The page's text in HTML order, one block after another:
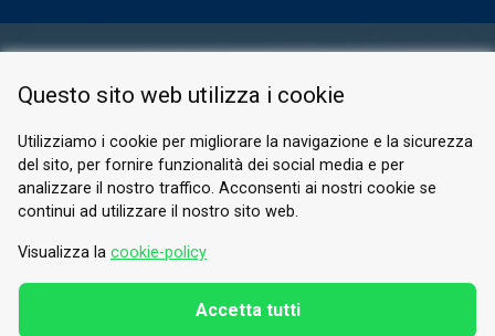
PRIVACY POLICY
© 2026 Valle di Susa
Tesori di Arte e Cultura Alpina
Tel.
Email.info@vallesusa-tesori.it
Questo sito web utilizza i cookie
Utilizziamo i cookie per migliorare la navigazione e la sicurezza
del sito, per fornire funzionalità dei social media e per
analizzare il nostro traffico. Acconsenti ai nostri cookie se
continui ad utilizzare il nostro sito web.
Visualizza la cookie-policy
Accetta tutti